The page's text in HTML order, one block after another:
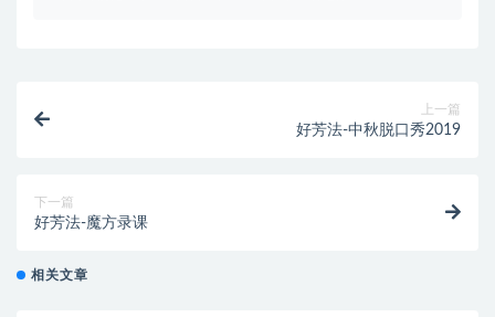
上一篇
好芳法-中秋脱口秀2019
下一篇
好芳法-魔方录课
相关文章